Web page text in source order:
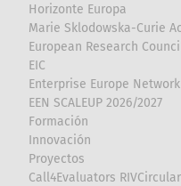
Horizonte Europa
Marie Sklodowska-Curie
European Research
EIC
Enterprise Europe Network
EEN SCALEUP 2026/2027
Formación
Innovación
Proyectos
Call4Evaluators RIVCircular